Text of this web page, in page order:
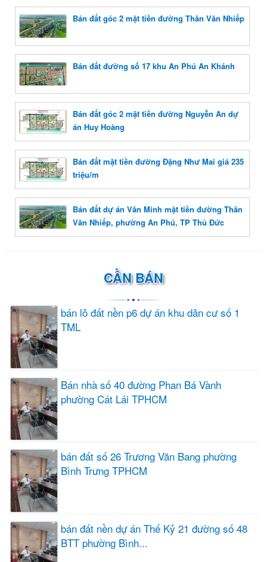
Bán đất góc 2 mặt tiền đường Thân Văn Nhiếp
Bán đất đường số 17 khu An Phú An Khánh
Bán đất góc 2 mặt tiền đường Nguyễn An dự
án Huy Hoàng
Bán đất mặt tiền đường Đặng Như Mai giá 235
triệu/m
Bán đất dự án Văn Minh mặt tiền đường Thân
Văn Nhiếp, phường An Phú, TP Thủ Đức
CẦN BÁN
bán lô đất nền p6 dự án khu dân cư số 1
TML
Bán nhà số 40 đường Phan Bá Vành
phường Cát Lái TPHCM
bán đất số 26 Trương Văn Bang phường
Bình Trưng TPHCM
bán đất nền dự án Thế Kỷ 21 đường số 48
BTT phường Bình...